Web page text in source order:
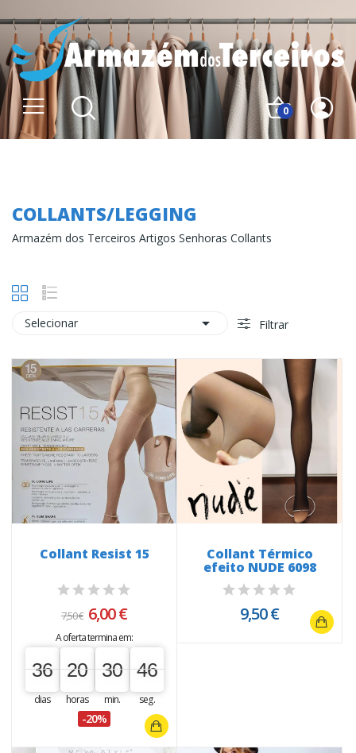
0
COLLANTS/LEGGING
Armazém dos Terceiros Artigos Senhoras Collants
Selecionar  Filtrar
Collant Resist 15
7,50 € 6,00 €
A oferta termina em:
36
36
00
dias
20
20
00
horas
30
30
00
min.
46
45
46
seg.
-20%
Collant Térmico
efeito NUDE 6098
9,50 €